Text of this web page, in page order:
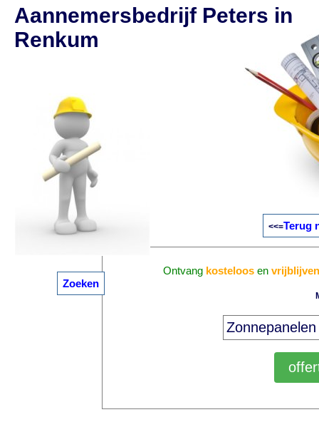
Zoeken
Aannemersbedrijf Peters in
Renkum
<<=Terug
Ontvang kosteloosen